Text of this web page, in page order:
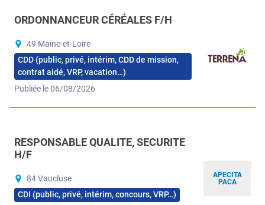
ORDONNANCEUR CÉRÉALES F/H
49 Maine-et-Loire
CDD (public, privé, intérim, CDD de mission,
contrat aidé, VRP, vacation…)
Publiée le 06/08/2026
APECITA
PACA
RESPONSABLE QUALITE, SECURITE
H/F
84 Vaucluse
CDI (public, privé, intérim, concours, VRP…)